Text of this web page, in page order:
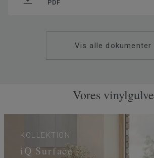
SAP SKU #
Tykkelse på slidlaget
2
PDF
Vis alle dokumenter
Vores vinylgulve
KOLLEKTION
iQ Surface